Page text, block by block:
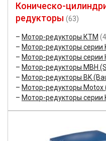
Коническо-
редукторы (63)
Мотор-редукторы КТМ
Мотор-редукторы серии
Мотор-редукторы серии
Мотор-редукторы MBH
Мотор-редукторы BK
Мотор-редукторы Motox
Мотор-редукторы серии